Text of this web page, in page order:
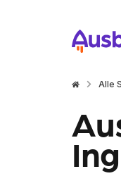
Alle